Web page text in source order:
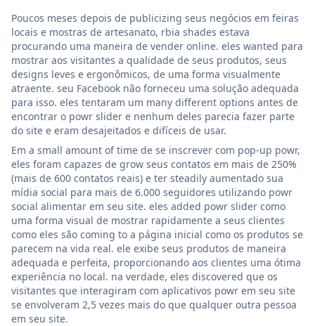
Poucos meses depois de publicizing seus negócios em feiras
locais e mostras de artesanato, rbia shades estava
procurando uma maneira de vender online. eles wanted para
mostrar aos visitantes a qualidade de seus produtos, seus
designs leves e ergonômicos, de uma forma visualmente
atraente. seu Facebook não forneceu uma solução adequada
para isso. eles tentaram um many different options antes de
encontrar o powr slider e nenhum deles parecia fazer parte
do site e eram desajeitados e difíceis de usar.
Em a small amount of time de se inscrever com pop-up powr,
eles foram capazes de grow seus contatos em mais de 250%
(mais de 600 contatos reais) e ter steadily aumentado sua
mídia social para mais de 6.000 seguidores utilizando powr
social alimentar em seu site. eles added powr slider como
uma forma visual de mostrar rapidamente a seus clientes
como eles são coming to a página inicial como os produtos se
parecem na vida real. ele exibe seus produtos de maneira
adequada e perfeita, proporcionando aos clientes uma ótima
experiência no local. na verdade, eles discovered que os
visitantes que interagiram com aplicativos powr em seu site
se envolveram 2,5 vezes mais do que qualquer outra pessoa
em seu site.